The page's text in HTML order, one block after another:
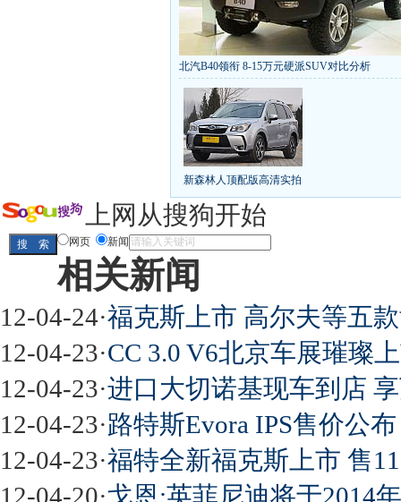
北汽B40领衔 8-15万元硬派SUV对比分析
丰田推八款低价新车 全新RAV4海外售
第九代雅阁/本田新小SUV
凯越已跌至8折甩卖 6款合资自主车是真的低价
给中国人争气的热销SUV 全新马自达6：海外
10万元新车叫板合资 15万买车谁好
长城2013年新SUV规划曝光
全新胜达23日上市 秒杀日系的SUV
大众6万
最高法解释：醉驾毒驾发生交通事故 交强险应
新森林人顶配版高清实拍
屌丝必看世界末日逃亡车
最强山寨 又奥迪又奔驰
上网从搜狗开始
网页 新闻
相关新闻
12-04-24·福克斯上市 高尔夫等五
12-04-23·CC 3.0 V6北京车展璀璨
12-04-23·进口大切诺基现车到店
12-04-23·路特斯Evora IPS售价公
12-04-23·福特全新福克斯上市 售
12-04-20·戈恩:英菲尼迪将于2014